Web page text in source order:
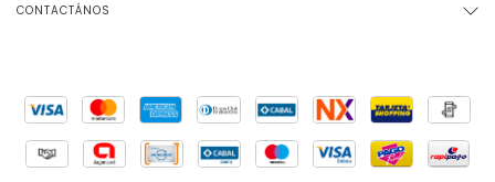
CONTACTÁNOS